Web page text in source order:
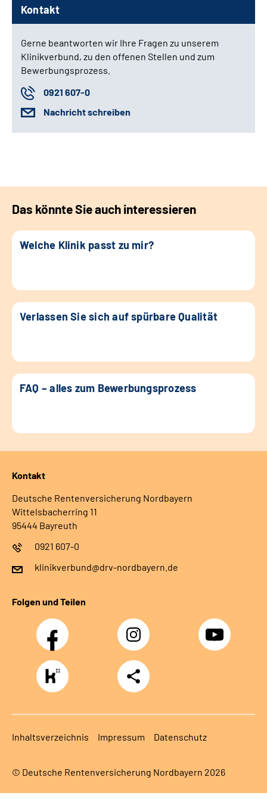
Kontakt
Gerne beantworten wir Ihre Fragen zu unserem
Klinikverbund, zu den offenen Stellen und zum
Bewerbungsprozess.
0921 607-0
Nachricht schreiben
Das könnte Sie auch interessieren
Welche Klinik passt zu mir?
Verlassen Sie sich auf spürbare Qualität
FAQ – alles zum Bewerbungsprozess
Kontakt
Deutsche Rentenversicherung Nordbayern
Wittelsbacherring 11
95444 Bayreuth
0921 607-0
klinikverbund@drv-nordbayern.de
Folgen und Teilen
Facebook Instagram Youtube
https://www.kununu.com/de/deutsche-
rentenversicherung-
nordbayern6
Teilen
Inhaltsverzeichnis Impressum Datenschutz
© Deutsche Rentenversicherung Nordbayern 2026